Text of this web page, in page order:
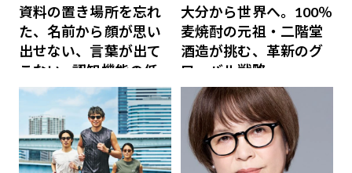
資料の置き場所を忘れ
た、名前から顔が思い
出せない、言葉が出て
こない…認知機能の低
下を救う、脳のインナ
ーケアとは
大分から世界へ。100％
麦焼酎の元祖・二階堂
酒造が挑む、革新のグ
ローバル戦略